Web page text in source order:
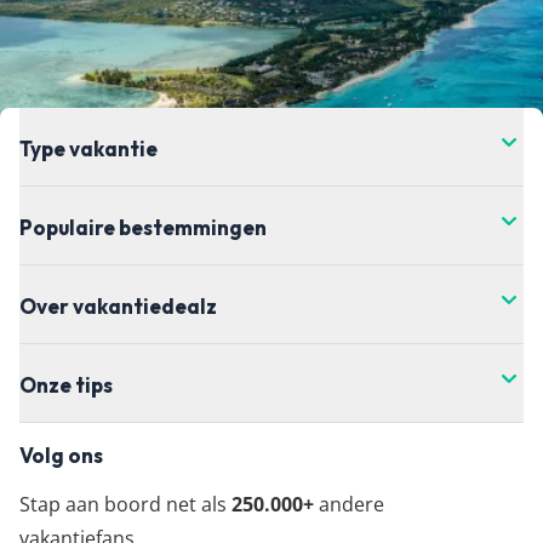
de prijs verandert. Dit kan hoger of lager zijn,
helaas hebben wij daar geen controle over. Voor
de meest actuele vanaf-prijs kun je het beste
doorklikken naar de aanbieder waar je je vakantie
wil boeken.
Type vakantie
Populaire bestemmingen
Over vakantiedealz
Onze tips
Volg ons
Stap aan boord net als 250.000+andere